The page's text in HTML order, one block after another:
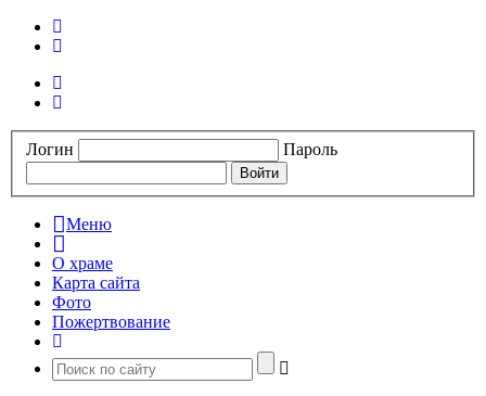
Логин Пароль
Меню
О храме
Карта сайта
Фото
Пожертвование